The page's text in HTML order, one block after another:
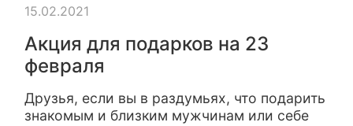
Акция для подарков на 23
февраля
Друзья, если вы в раздумьях, что подарить
знакомым и близким мужчинам или себе
15.02.2021